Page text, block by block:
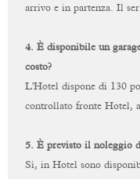
arrivo e in partenza. Il
4. È disponibile un
costo?
L'Hotel dispone di 130
controllato fronte Hotel,
5. È previsto il noleggio
Sì, in Hotel sono